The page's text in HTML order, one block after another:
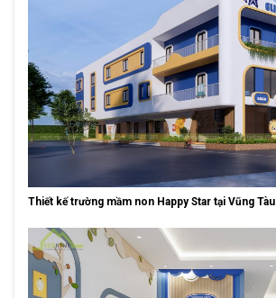
Thiết kế trường mầm non Happy Star tại Vũng Tàu